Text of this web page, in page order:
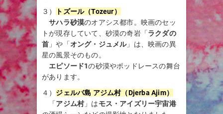
３）
トズール（Tozeur）
サハラ砂漠のオアシス都市。映画のセッ
トが現存していて、砂漠の奇岩「ラクダの
首 」や「オング・ジュメル」は、映画の異
星の風景そのもの。
エピソード1の砂漠やポッドレースの舞台
があります。
４） ジェルバ島 アジム村（Djerba Ajim）
「アジム村」はモス・アイズリー宇宙港